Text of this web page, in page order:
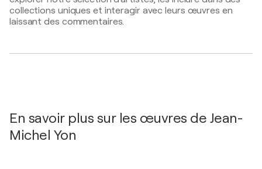
2012
expo barbizon 2012 / BARBIZON - barbizon, France
Peinture / galerie empreinte - paris, France
collections uniques et interagir avec leurs œuvres en
laissant des commentaires.
En savoir plus sur les œuvres de Jean-
Michel Yon